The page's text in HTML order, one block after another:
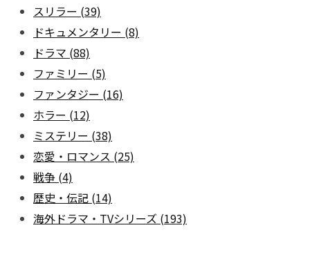
スリラー (39)
ドキュメンタリー (8)
ドラマ (88)
ファミリー (5)
ファンタジー (16)
ホラー (12)
ミステリー (38)
恋愛・ロマンス (25)
戦争 (4)
歴史・伝記 (14)
海外ドラマ・TVシリーズ (193)